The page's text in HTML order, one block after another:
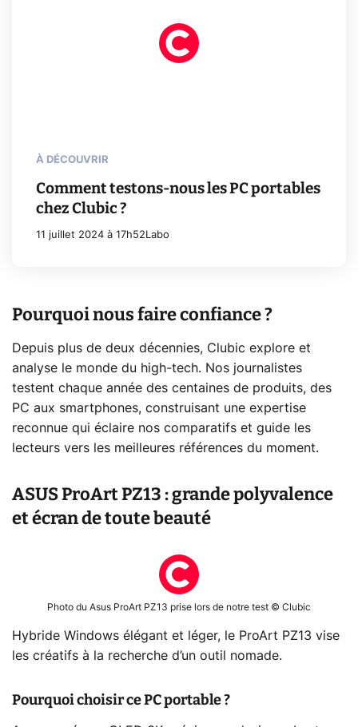
À DÉCOUVRIR
Comment testons-nous les PC portables
chez Clubic ?
11 juillet 2024 à 17h52 Labo
Pourquoi nous faire confiance ?
Depuis plus de deux décennies, Clubic explore et
analyse le monde du high-tech. Nos journalistes
testent chaque année des centaines de produits, des
PC aux smartphones, construisant une expertise
reconnue qui éclaire nos comparatifs et guide les
lecteurs vers les meilleures références du moment.
ASUS ProArt PZ13 : grande polyvalence
et écran de toute beauté
Photo du Asus ProArt PZ13 prise lors de notre test © Clubic
Hybride Windows élégant et léger, le ProArt PZ13 vise
les créatifs à la recherche d’un outil nomade.
Pourquoi choisir ce PC portable ?